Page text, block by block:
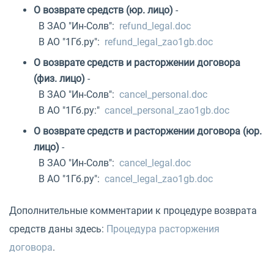
О возврате средств (юр. лицо) -
В ЗАО "Ин-Солв": refund_legal.doc
В АО "1Гб.ру": refund_legal_zao1gb.doc
О возврате средств и расторжении договора
(физ. лицо) -
В ЗАО "Ин-Солв": cancel_personal.doc
В АО "1Гб.ру:" cancel_personal_zao1gb.doc
О возврате средств и расторжении договора (юр.
лицо) -
В ЗАО "Ин-Солв": cancel_legal.doc
В АО "1Гб.ру": cancel_legal_zao1gb.doc
Дополнительные комментарии к процедуре возврата
средств даны здесь: Процедура расторжения
договора.